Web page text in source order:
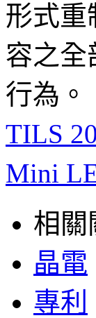
形式重
容之全
行為。
TILS
Mini
相關
晶電
專利